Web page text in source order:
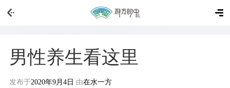
男性养生看这里
发布于2020年9月4日 由在水一方